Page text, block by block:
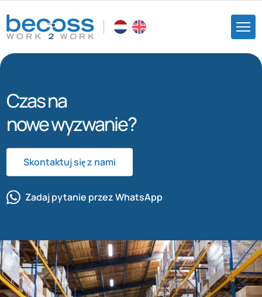
Czas na
nowe wyzwanie?
Skontaktuj się z nami
Zadaj pytanie przez WhatsApp